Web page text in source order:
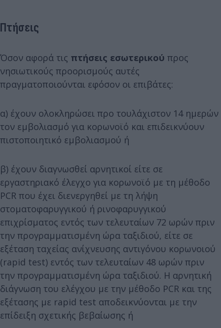
Πτήσεις
Όσον αφορά τις πτήσεις εσωτερικού προς
νησιωτικούς προορισμούς αυτές
πραγματοποιούνται εφόσον οι επιβάτες:
α) έχουν ολοκληρώσει προ τουλάχιστον 14 ημερών
τον εμβολιασμό για κορωνοϊό και επιδεικνύουν
πιστοποιητικό εμβολιασμού ή
β) έχουν διαγνωσθεί αρνητικοί είτε σε
εργαστηριακό έλεγχο για κορωνοϊό με τη μέθοδο
PCR που έχει διενεργηθεί με τη λήψη
στοματοφαρυγγικού ή ρινοφαρυγγικού
επιχρίσματος εντός των τελευταίων 72 ωρών πριν
την προγραμματισμένη ώρα ταξιδιού, είτε σε
εξέταση ταχείας ανίχνευσης αντιγόνου κορωνοιού
(rapid test) εντός των τελευταίων 48 ωρών πριν
την προγραμματισμένη ώρα ταξιδιού. Η αρνητική
διάγνωση του ελέγχου με την μέθοδο PCR και της
εξέτασης με rapid test αποδεικνύονται με την
επίδειξη σχετικής βεβαίωσης ή